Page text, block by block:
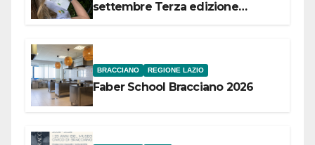
settembre Terza edizione
BRACCIANO REGIONE LAZIO
Faber School Bracciano 2026